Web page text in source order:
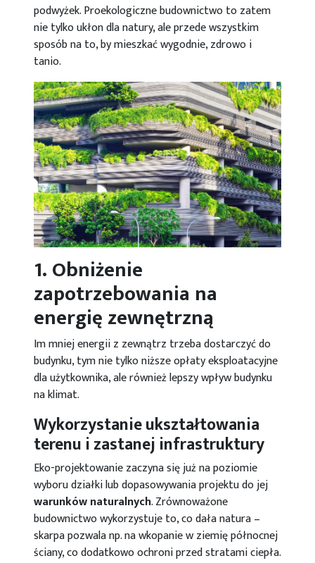
podwyżek. Proekologiczne budownictwo to zatem
nie tylko ukłon dla natury, ale przede wszystkim
sposób na to, by mieszkać wygodnie, zdrowo i
tanio.
1. Obniżenie
zapotrzebowania na
energię zewnętrzną
Im mniej energii z zewnątrz trzeba dostarczyć do
budynku, tym nie tylko niższe opłaty eksploatacyjne
dla użytkownika, ale również lepszy wpływ budynku
na klimat.
Wykorzystanie ukształtowania
terenu i zastanej infrastruktury
Eko-projektowanie zaczyna się już na poziomie
wyboru działki lub dopasowywania projektu do jej
warunków naturalnych. Zrównoważone
budownictwo wykorzystuje to, co dała natura –
skarpa pozwala np. na wkopanie w ziemię północnej
ściany, co dodatkowo ochroni przed stratami ciepła.